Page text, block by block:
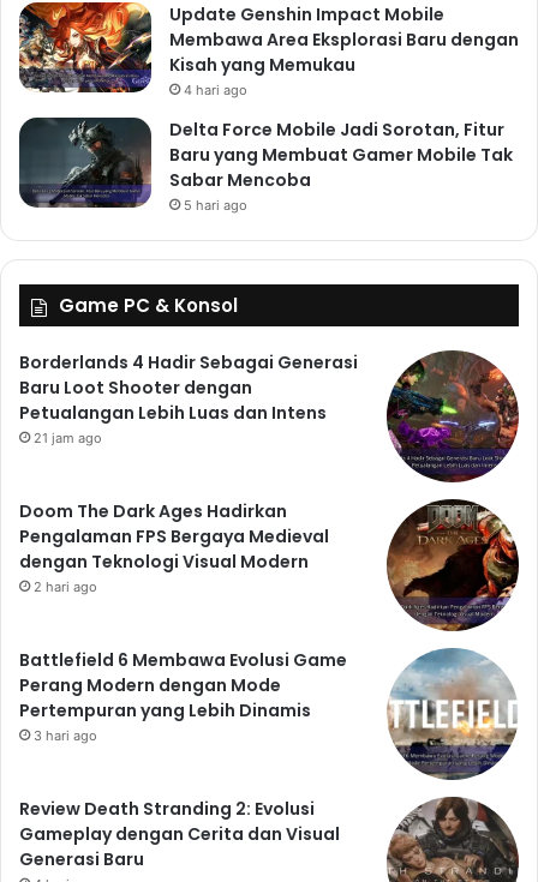
Update Genshin Impact Mobile
Membawa Area Eksplorasi Baru dengan
Kisah yang Memukau
4 hari ago
Delta Force Mobile Jadi Sorotan, Fitur
Baru yang Membuat Gamer Mobile Tak
Sabar Mencoba
5 hari ago
Game PC & Konsol
Borderlands 4 Hadir Sebagai Generasi
Baru Loot Shooter dengan
Petualangan Lebih Luas dan Intens
21 jam ago
Doom The Dark Ages Hadirkan
Pengalaman FPS Bergaya Medieval
dengan Teknologi Visual Modern
2 hari ago
Battlefield 6 Membawa Evolusi Game
Perang Modern dengan Mode
Pertempuran yang Lebih Dinamis
3 hari ago
Review Death Stranding 2: Evolusi
Gameplay dengan Cerita dan Visual
Generasi Baru